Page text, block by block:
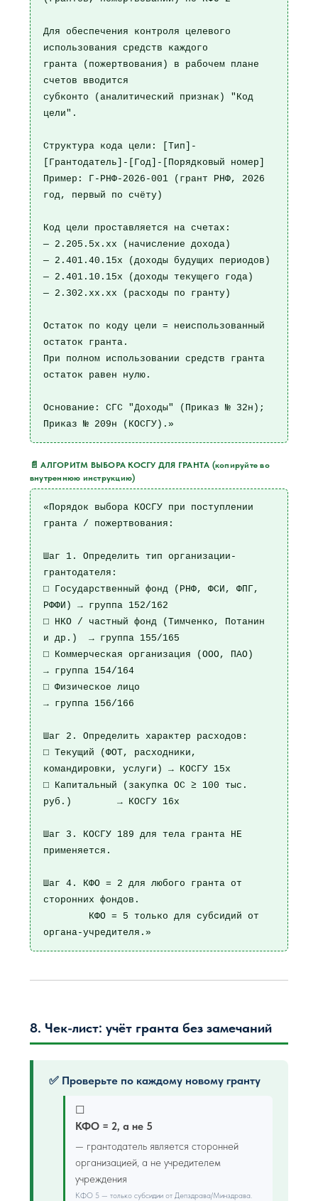
Для обеспечения контроля целевого
использования средств каждого
гранта (пожертвования) в рабочем плане
счетов вводится
субконто (аналитический признак) "Код
цели".
Структура кода цели: [Тип]-
[Грантодатель]-[Год]-[Порядковый номер]
Пример: Г-РНФ-2026-001 (грант РНФ, 2026
год, первый по счёту)
Код цели проставляется на счетах:
— 2.205.5х.хх (начисление дохода)
— 2.401.40.15х (доходы будущих периодов)
— 2.401.10.15х (доходы текущего года)
— 2.302.хх.хх (расходы по гранту)
Остаток по коду цели = неиспользованный
остаток гранта.
При полном использовании средств гранта
остаток равен нулю.
Основание: СГС "Доходы" (Приказ № 32н);
Приказ № 209н (КОСГУ).»
📄 АЛГОРИТМ ВЫБОРА КОСГУ ДЛЯ ГРАНТА (копируйте во
внутреннюю инструкцию)
«Порядок выбора КОСГУ при поступлении
гранта / пожертвования:
Шаг 1. Определить тип организации-
грантодателя:
□ Государственный фонд (РНФ, ФСИ, ФПГ,
РФФИ) → группа 152/162
□ НКО / частный фонд (Тимченко, Потанин
и др.)  → группа 155/165
□ Коммерческая организация (ООО, ПАО)
→ группа 154/164
□ Физическое лицо
→ группа 156/166
Шаг 2. Определить характер расходов:
□ Текущий (ФОТ, расходники,
командировки, услуги) → КОСГУ 15х
□ Капитальный (закупка ОС ≥ 100 тыс.
руб.)        → КОСГУ 16х
Шаг 3. КОСГУ 189 для тела гранта НЕ
применяется.
Шаг 4. КФО = 2 для любого гранта от
сторонних фондов.
органа-учредителя.»
8. Чек-лист: учёт гранта без замечаний
✅ Проверьте по каждому новому гранту
☐
КФО = 2, а не 5
— грантодатель является сторонней
организацией, а не учредителем
учреждения
КФО 5 — только субсидии от Депздрава/Минздрава.